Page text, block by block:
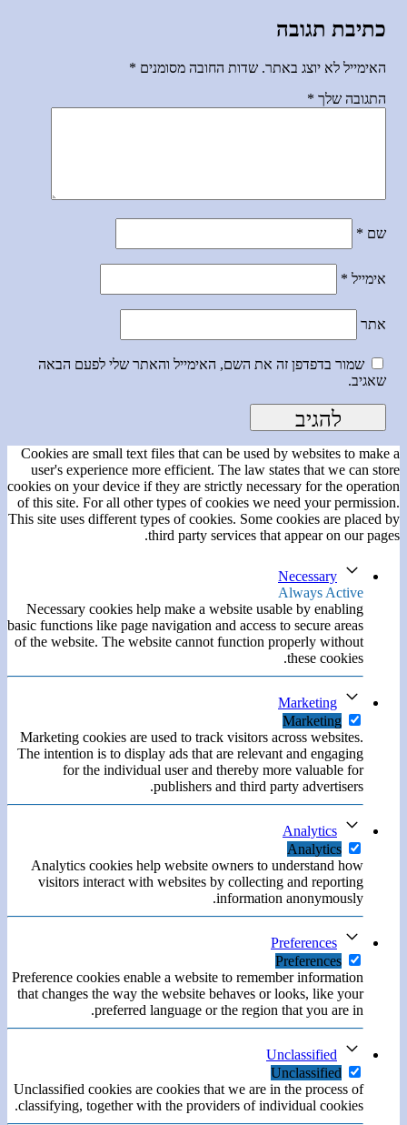
כתיבת תגובה
האימייל לא יוצג באתר. שדות החובה מסומנים *
התגובה שלך *
שם *
אימייל *
אתר
שמור בדפדפן זה את השם, האימייל והאתר שלי לפעם הבאה
שאגיב.
Cookies are small text files that can be used by websites to make a
user's experience more efficient. The law states that we can store
cookies on your device if they are strictly necessary for the operation
of this site. For all other types of cookies we need your permission.
This site uses different types of cookies. Some cookies are placed by
third party services that appear on our pages.
Necessary
Always Active
Necessary cookies help make a website usable by enabling
basic functions like page navigation and access to secure areas
of the website. The website cannot function properly without
these cookies.
Marketing
Marketing
Marketing cookies are used to track visitors across websites.
The intention is to display ads that are relevant and engaging
for the individual user and thereby more valuable for
publishers and third party advertisers.
Analytics
Analytics
Analytics cookies help website owners to understand how
visitors interact with websites by collecting and reporting
information anonymously.
Preferences
Preferences
Preference cookies enable a website to remember information
that changes the way the website behaves or looks, like your
preferred language or the region that you are in.
Unclassified
Unclassified
Unclassified cookies are cookies that we are in the process of
classifying, together with the providers of individual cookies.